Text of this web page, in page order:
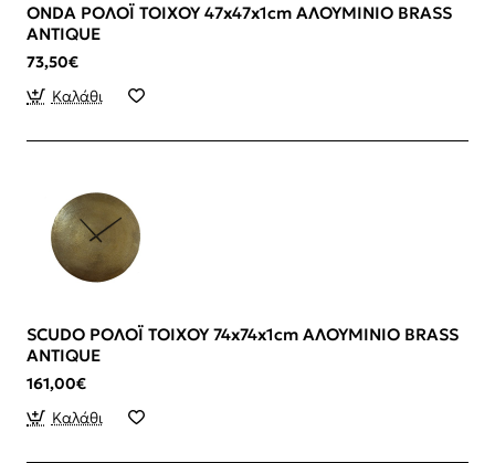
ONDA ΡΟΛΟΪ ΤΟΙΧΟΥ 47x47x1cm ΑΛΟΥΜΙΝΙΟ BRASS
ANTIQUE
73,50€
Καλάθι
SCUDO ΡΟΛΟΪ ΤΟΙΧΟΥ 74x74x1cm ΑΛΟΥΜΙΝΙΟ BRASS
ANTIQUE
161,00€
Καλάθι